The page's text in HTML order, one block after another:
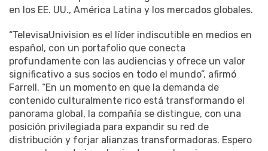
en los EE. UU., América Latina y los mercados globales.
“TelevisaUnivision es el líder indiscutible en medios en
español, con un portafolio que conecta
profundamente con las audiencias y ofrece un valor
significativo a sus socios en todo el mundo”, afirmó
Farrell. “En un momento en que la demanda de
contenido culturalmente rico está transformando el
panorama global, la compañía se distingue, con una
posición privilegiada para expandir su red de
distribución y forjar alianzas transformadoras. Espero